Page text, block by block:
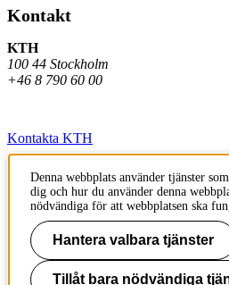
Kontakt
KTH
100 44 Stockholm
+46 8 790 60 00
Kontakta KTH
Jobba på KTH
Press och media
Faktura och betalning KTH
Om KTH:s webbplatser
Denna webbplats använder tjänster
dig och hur du använder denna
nödvändiga för att webbplatsen ska
Hantera valbara tjänster
Tillåt bara nödvändiga